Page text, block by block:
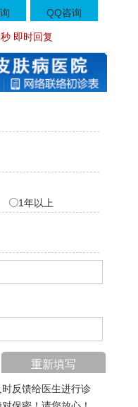
QQ咨询
即时回复
1年以上
反馈给医生进行诊